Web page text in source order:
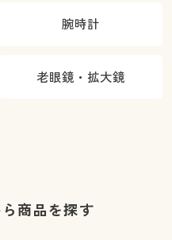
腕時計
老眼鏡・拡大鏡
商品を探す